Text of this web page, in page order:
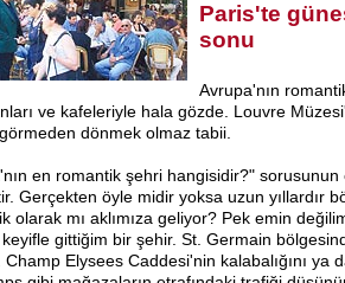
Paris'te
sonu
Avrupa'nın
ve kafeleriyle hala gözde. Louvre
dönmek olmaz tabii.
en romantik şehri hangisidir?" sorusunun
Gerçekten öyle midir yoksa uzun yıllardır
olarak mı aklımıza geliyor? Pek emin
gittiğim bir şehir. St. Germain
Champ Elysees Caddesi'nin kalabalığını ya